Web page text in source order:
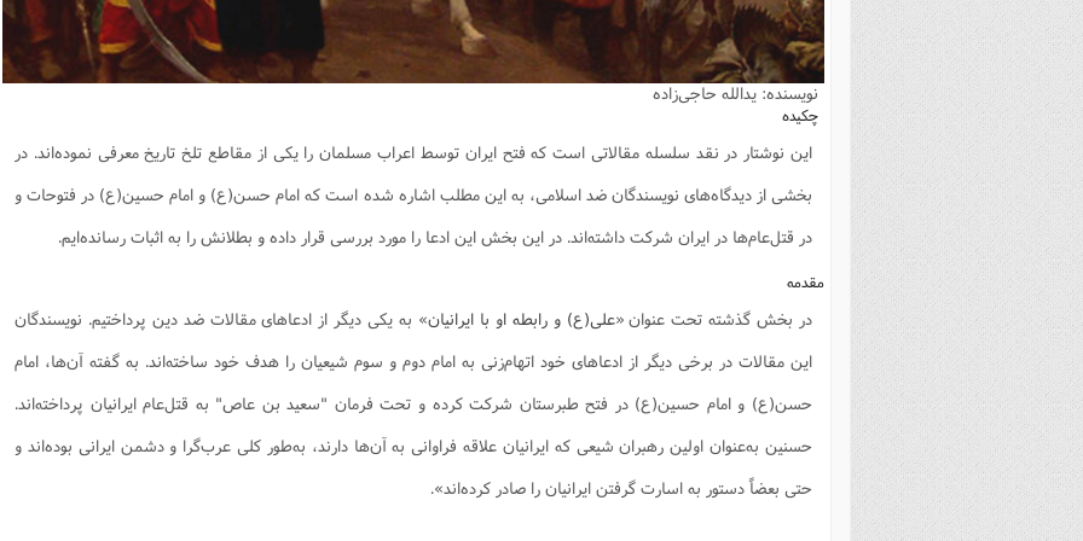
شماره اول فصل نامه تربیت تبلیغی
شماره دوم فصل نامه تربیت تبلیغی
شماره پنج و شش فصل نامه تربیت تبلیغی
پيش شماره 2 فصلنامه مطالعات معنوی
شماره اول فصل نامه مطالعات معنوی
شماره سوم فصل نامه مطالعات معنوی
فصل نامه سبک زندگی
علوم تربیتی
آئین دوست یابی
نویسنده: یدالله حاجی‌زاده
چکیده
این نوشتار در نقد سلسله مقالاتی است که فتح ایران توسط اعراب مسلمان را یکی از مقاطع تلخ تاریخ معرفی نموده‌اند. در
بخشی از دیدگاه‌های نویسندگان ضد اسلامی، به این مطلب اشاره شده است که امام حسن(ع) و امام حسین(ع) در فتوحات و
در قتل‌عام‌ها در ایران شرکت داشته‌اند. در این بخش این ادعا را مورد بررسی قرار داده و بطلانش را به اثبات رسانده‌ایم.
مقدمه
در بخش گذشته تحت عنوان «علی(ع) و رابطه‌ او با ایرانیان» به یکی دیگر از ادعاهای مقالات ضد دین پرداختیم. نویسندگان
این مقالات در برخی دیگر از ادعاهای خود اتهام‌زنی به امام دوم و سوم شیعیان را هدف خود ساخته‌اند. به گفته آن‌ها، امام
حسن(ع) و امام حسین(ع) در فتح طبرستان شرکت کرده و تحت فرمان "سعید بن عاص" به قتل‌عام ایرانیان پرداخته‌اند.
حسنین به‌عنوان اولین رهبران شیعی که ایرانیان علاقه فراوانی به آن‌ها دارند، به‌طور کلی عرب‌گرا و دشمن ایرانی بوده‌اند و
حتی بعضاً دستور به اسارت گرفتن ایرانیان را صادر کرده‌اند».